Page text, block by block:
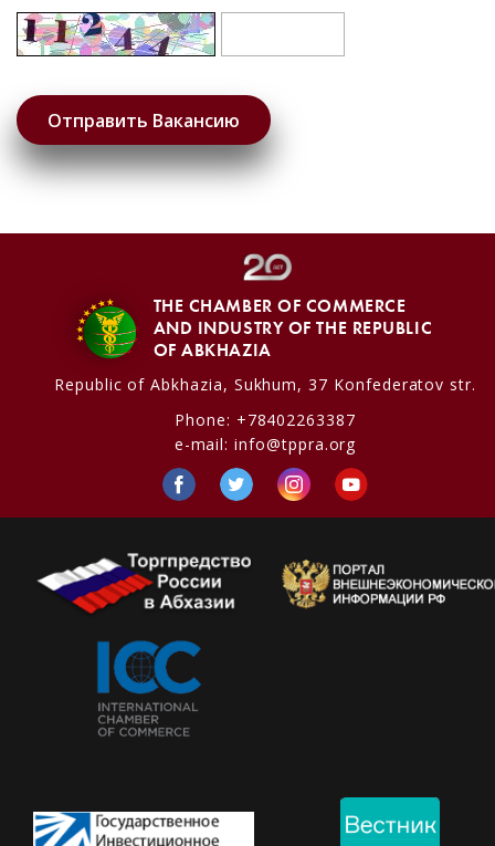
THE CHAMBER OF COMMERCE
AND INDUSTRY OF THE REPUBLIC
OF ABKHAZIA
Republic of Abkhazia, Sukhum, 37 Konfederatov str.
Phone: +78402263387
e-mail:info@tppra.org